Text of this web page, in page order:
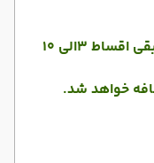
**تورها بصورت 50 درصد نقد و مابقی اقساط 3الی 10